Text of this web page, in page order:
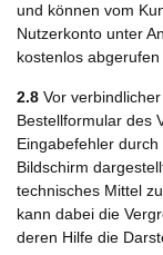
und können vom
Nutzerkonto unter
kostenlos
2.8 Vor
Bestellformular des
Eingabefehler
Bildschirm
technisches Mittel
kann dabei die
deren Hilfe die